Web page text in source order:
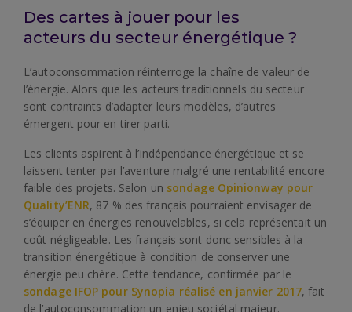
Des cartes à jouer pour les
acteurs du secteur énergétique ?
L’autoconsommation réinterroge la chaîne de valeur de
l’énergie. Alors que les acteurs traditionnels du secteur
sont contraints d’adapter leurs modèles, d’autres
émergent pour en tirer parti.
Les clients aspirent à l’indépendance énergétique et se
laissent tenter par l’aventure malgré une rentabilité encore
faible des projets. Selon un sondage Opinionway pour
Quality’ENR, 87 % des français pourraient envisager de
s’équiper en énergies renouvelables, si cela représentait un
coût négligeable. Les français sont donc sensibles à la
transition énergétique à condition de conserver une
énergie peu chère. Cette tendance, confirmée par le
sondage IFOP pour Synopia réalisé en janvier 2017, fait
de l’autoconsommation un enjeu sociétal majeur.